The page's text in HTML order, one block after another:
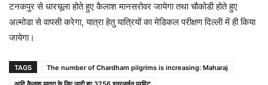
टनकपुर से धारचूला होते हुए कैलाश मानसरोवर जायेगा तथा चौकोडी होते हुए
अल्मोडा से वापसी करेगा, यात्रा हेतु यात्रियों का मेडिकल परीक्षण दिल्ली में ही किया
जायेगा।
TAGS
The number of Chardham pilgrims is increasing: Maharaj